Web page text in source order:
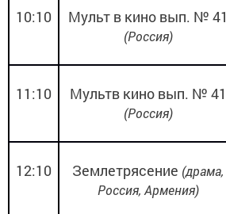
10:10 Мульт в кино вып. № 41
(Россия)
11:10 Мультв кино вып. № 41
(Россия)
12:10 Землетрясение (драма,
Россия, Армения)